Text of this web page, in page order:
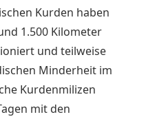
Kurden haben
1.500 Kilometer
und teilweise
Minderheit im
Kurdenmilizen
mit den